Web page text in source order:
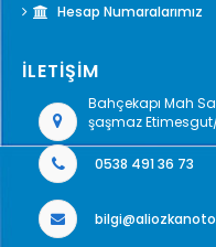
Hesap Numaralarımız
İLETİŞİM
Bahçekapı Mah
şaşmaz Etimesgut/
0538 491 36 73